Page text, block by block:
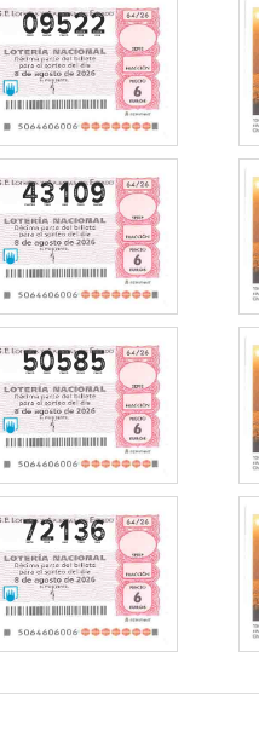
09522
43109
50585
72136